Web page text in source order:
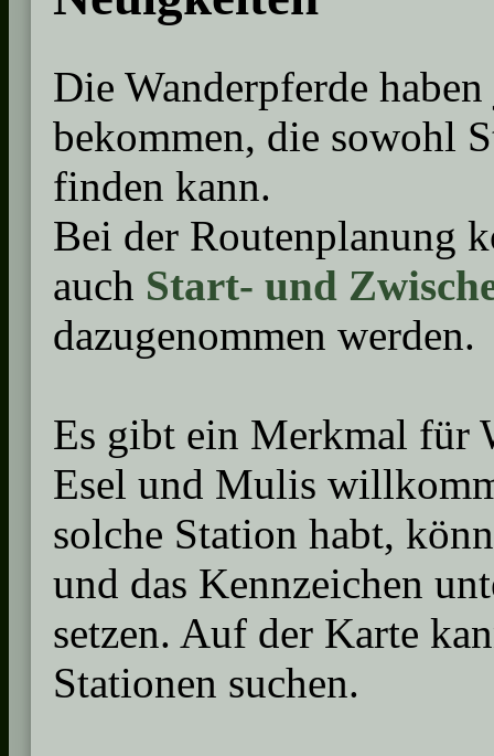
Die Wanderpferde
bekommen, die sowohl
finden kann.
Bei der Routenplanung
auch Start- und
dazugenommen werden.
Es gibt ein Merkmal für
Esel und Mulis
solche Station habt,
und das Kennzeichen
setzen. Auf der Karte
Stationen suchen.